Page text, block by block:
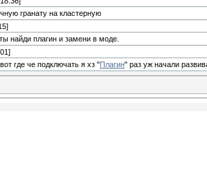
гранату на кластерную
найди плагин и замени в моде.
где че подключать я хз "Плагин" раз уж начали